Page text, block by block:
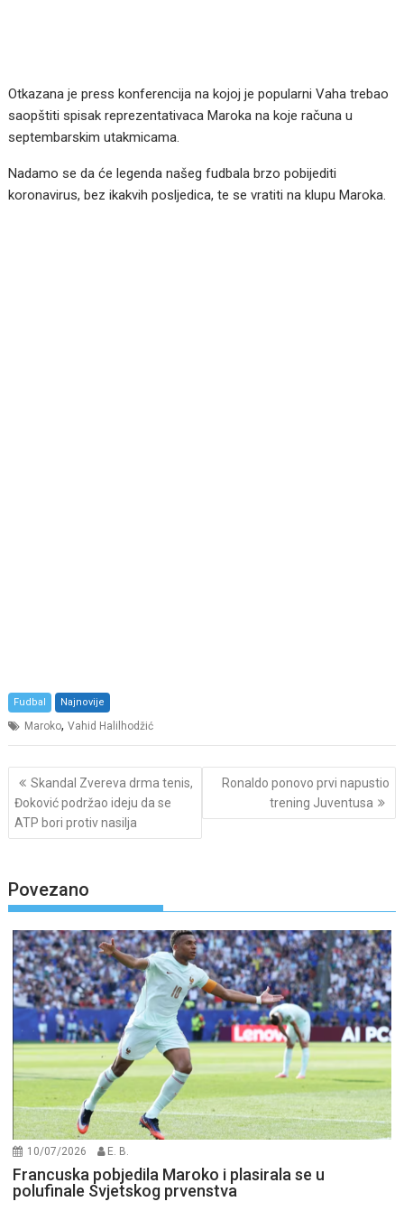
Otkazana je press konferencija na kojoj je popularni Vaha trebao
saopštiti spisak reprezentativaca Maroka na koje računa u
septembarskim utakmicama.
Nadamo se da će legenda našeg fudbala brzo pobijediti
koronavirus, bez ikakvih posljedica, te se vratiti na klupu Maroka.
Fudbal Najnovije
Maroko,Vahid Halilhodžić
Post
navigation
Skandal Zvereva drma tenis,
Đoković podržao ideju da se
ATP bori protiv nasilja
Ronaldo ponovo prvi napustio
trening Juventusa
Povezano
10/07/2026 E. B.
Francuska pobjedila Maroko i plasirala se u
polufinale Svjetskog prvenstva